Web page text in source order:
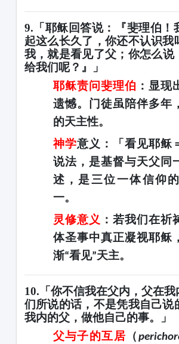
9.「耶稣回答说：『斐理伯！
起这么长久了，你还不认识我
我，就是看见了父；你怎么说
给我们呢？』」
耶稣责问斐理伯 ：显现
遗憾。门徒虽陪伴多年
的天主性。
神学意义 ：「看见耶稣
说法，是基督与天父同
述，是三位一体信仰
一。
灵修意义 ：若我们在祈
体圣事中真正凝视耶稣
渐“看见”天主。
10.「你不信我在父内，父在
们所说的话，不是凭我自己说
我内的父，做他自己的事。」
父与子的互居 （